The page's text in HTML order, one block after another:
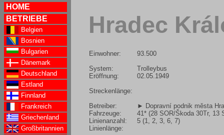
HOME
BETRIEBE
Belgien
Bosnien
Bulgarien
Dänemark
Deutschland
Estland
Finnland
Frankreich
Griechenland
Großbritannien
Hradec
Einwohner:
System:
Eröffnung:
Streckenlänge:
Betreiber:
Fahrzeuge:
Linienanzahl:
Linienlänge:
93.500
Trolleybus
02.05.1949
► Dopravní podnik města
41* (28 SOR/Škoda 30Tr, 13
5 (1, 2, 3, 6, 7)